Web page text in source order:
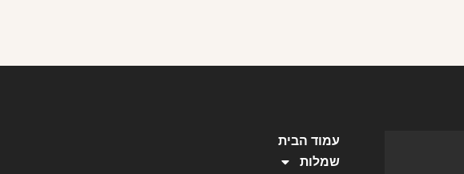
עמוד הבית
שמלות